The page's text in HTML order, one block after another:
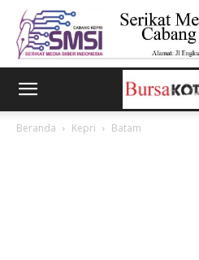
Beranda Kepri Batam